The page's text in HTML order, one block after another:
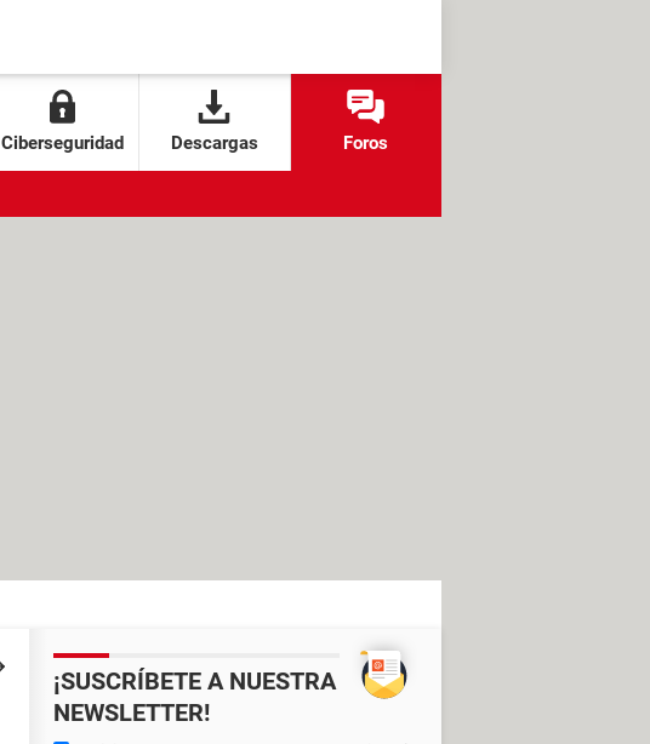
Ciberseguridad Descargas Foros
¡SUSCRÍBETE A NUESTRA
NEWSLETTER!